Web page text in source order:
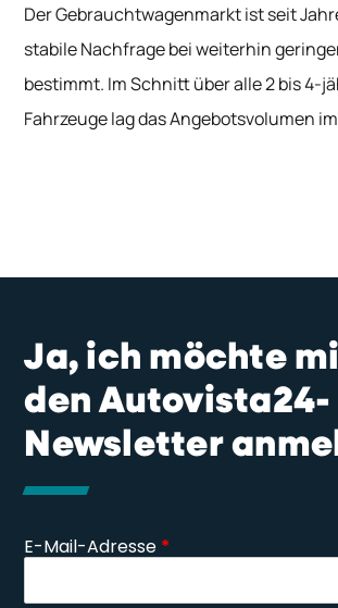
Der Gebrauchtwagenmarkt ist seit
stabile Nachfrage bei weiterhin
bestimmt. Im Schnitt über alle 2 bis 4-
Fahrzeuge lag das Angebotsvolumen
Ja, ich möchte
den Autovista24-
Newsletter